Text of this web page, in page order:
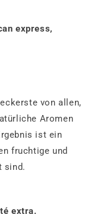
express,
von allen,
Aromen
ist ein
fruchtige und
sind.
extra.